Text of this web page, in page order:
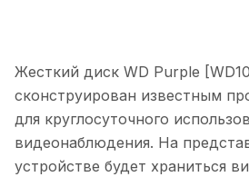
Жесткий диск WD Purple
сконструирован известным
для круглосуточного
видеонаблюдения. На
устройстве будет храниться